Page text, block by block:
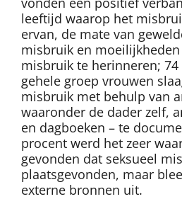
leeftijd waarop het
ervan, de mate van
misbruik en
misbruik te herinneren;
gehele groep vrouwen
misbruik met behulp van
waaronder de dader zelf,
en dagboeken – te
procent werd het zeer
gevonden dat seksueel
plaatsgevonden, maar
externe bronnen uit.